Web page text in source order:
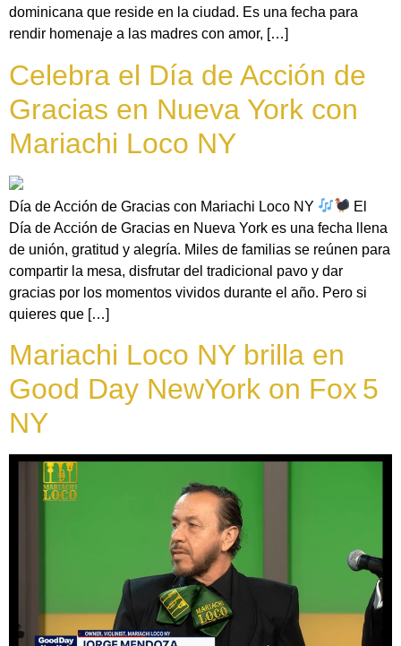
dominicana que reside en la ciudad. Es una fecha para
rendir homenaje a las madres con amor, […]
Celebra el Día de Acción de
Gracias en Nueva York con
Mariachi Loco NY
Día de Acción de Gracias con Mariachi Loco NY
El
Día de Acción de Gracias en Nueva York es una fecha llena
de unión, gratitud y alegría. Miles de familias se reúnen para
compartir la mesa, disfrutar del tradicional pavo y dar
gracias por los momentos vividos durante el año. Pero si
quieres que […]
Mariachi Loco NY brilla en
Good Day NewYork on Fox 5
NY